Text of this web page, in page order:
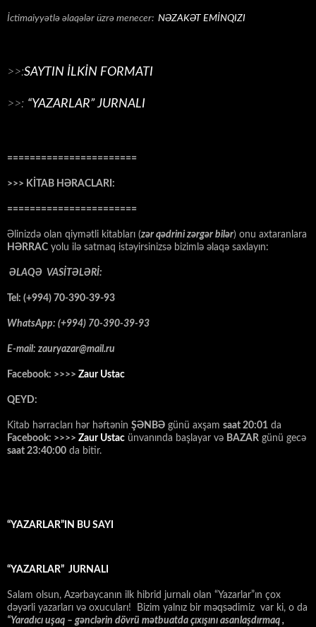
İctimaiyyətlə əlaqələr üzrə menecer: NƏZAKƏT EMİNQIZI
>>:SAYTIN İLKİN FORMATI
>>: “YAZARLAR” JURNALI
=======================
>>> KİTAB HƏRACLARI:
=======================
Əlinizdə olan qiymətli kitabları (zər qədrini zərgər bilər) onu axtaranlara
HƏRRAC yolu ilə satmaq istəyirsinizsə bizimlə əlaqə saxlayın:
ƏLAQƏ VASİTƏLƏRİ:
Tel: (+994) 70-390-39-93
WhatsApp: (+994) 70-390-39-93
E-mail: zauryazar@mail.ru
Facebook: >>>> Zaur Ustac
QEYD:
Kitab hərracları hər həftənin ŞƏNBƏ günü axşam saat 20:01 da
Facebook: >>>> Zaur Ustac ünvanında başlayar və BAZAR günü gecə
saat 23:40:00 da bitir.
“YAZARLAR”IN BU SAYI
“YAZARLAR” JURNALI
Salam olsun, Azərbaycanın ilk hibrid jurnalı olan “Yazarlar”ın çox
dəyərli yazarları və oxucuları! Bizim yalnız bir məqsədimiz var ki, o da
“Yaradıcı uşaq – gәnclәrin dövrü mәtbuatda çıxışını asanlaşdırmaq ,